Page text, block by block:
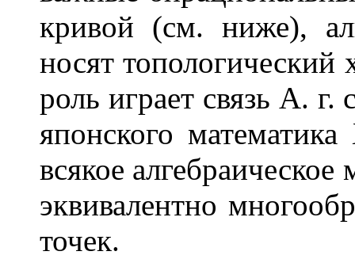
кривой (см. ниже),
носят
роль играет связь А. г.
японского
всякое
эквивалентно
точек.